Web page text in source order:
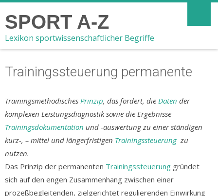
SPORT A-Z
Lexikon sportwissenschaftlicher Begriffe
Trainingssteuerung permanente
Trainingsmethodisches Prinzip, das fordert, die Daten der
komplexen Leistungsdiagnostik sowie die Ergebnisse
Trainingsdokumentation und -auswertung zu einer ständigen
kurz-, – mittel und längerfristigen Trainingssteuerungzu
nutzen.
Das Prinzip der permanenten Trainingssteuerung gründet
sich auf den engen Zusammenhang zwischen einer
prozeßbegleitenden, zielgerichtet regulierenden Einwirkung